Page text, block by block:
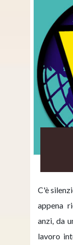
C'è
appena
anzi, da
lavoro